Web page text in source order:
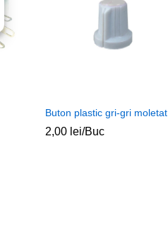
Buton plastic gri-gri moletat
2,00 lei/Buc